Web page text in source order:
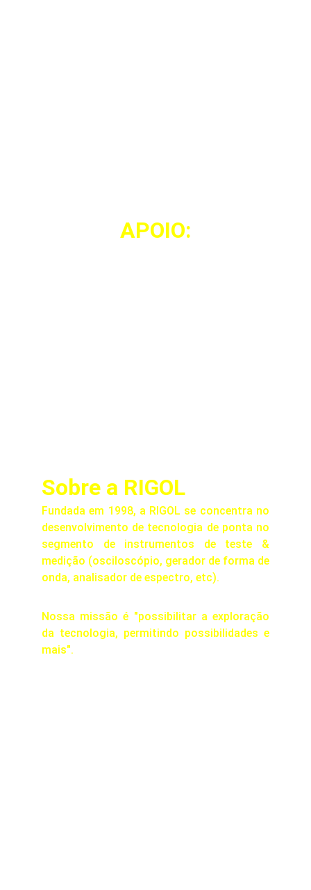
APOIO:
Sobre a RIGOL
Fundada em 1998, a RIGOL se concentra no
desenvolvimento de tecnologia de ponta no
segmento de instrumentos de teste &
medição (osciloscópio, gerador de forma de
onda, analisador de espectro, etc).
Nossa missão é "possibilitar a exploração
da tecnologia, permitindo possibilidades e
mais".